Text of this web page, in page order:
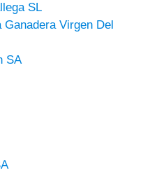
SL
Virgen Del
SA